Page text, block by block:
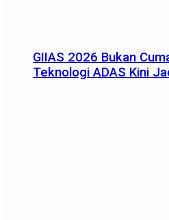
GIIAS 2026 Bukan
Teknologi ADAS Kini